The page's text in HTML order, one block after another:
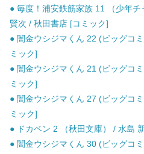
● 毎度！浦安鉄筋家族 11 （少年
賢次 / 秋田書店 [コミック]
● 闇金ウシジマくん 22 (ビッグコ
ミック]
● 闇金ウシジマくん 21 (ビッグコ
ミック]
● 闇金ウシジマくん 27 (ビッグコ
ミック]
● ドカベン 2 （秋田文庫） / 水島
● 闇金ウシジマくん 30 (ビッグコ